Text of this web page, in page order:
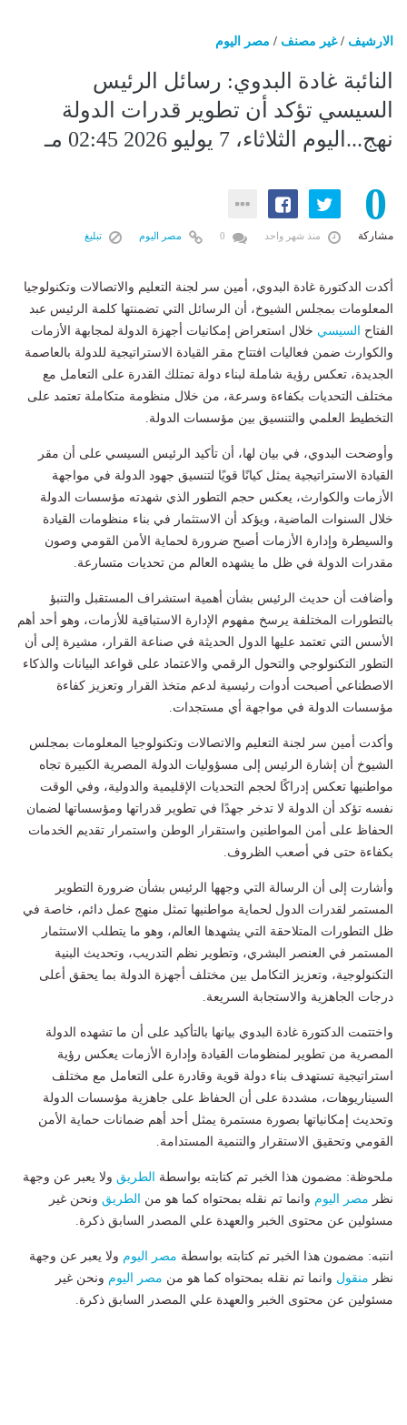
الارشيف /غير مصنف / مصر اليوم
النائبة غادة البدوي: رسائل الرئيس
السيسي تؤكد أن تطوير قدرات الدولة
نهج...اليوم الثلاثاء، 7 يوليو 2026 02:45 مـ
0
مشاركة منذ شهر واحد مصر اليوم تبليغ
أكدت الدكتورة غادة البدوي، أمين سر لجنة التعليم والاتصالات وتكنولوجيا
المعلومات بمجلس الشيوخ، أن الرسائل التي تضمنتها كلمة الرئيس عبد
الفتاح
السيسي خلال استعراض إمكانيات أجهزة الدولة لمجابهة الأزمات
والكوارث ضمن فعاليات افتتاح مقر القيادة الاستراتيجية للدولة بالعاصمة
الجديدة، تعكس رؤية شاملة لبناء دولة تمتلك القدرة على التعامل مع
مختلف التحديات بكفاءة وسرعة، من خلال منظومة متكاملة تعتمد على
التخطيط العلمي والتنسيق بين مؤسسات الدولة.
وأوضحت البدوي، في بيان لها، أن تأكيد الرئيس السيسي على أن مقر
القيادة الاستراتيجية يمثل كيانًا قويًا لتنسيق جهود الدولة في مواجهة
الأزمات والكوارث، يعكس حجم التطور الذي شهدته مؤسسات الدولة
خلال السنوات الماضية، ويؤكد أن الاستثمار في بناء منظومات القيادة
والسيطرة وإدارة الأزمات أصبح ضرورة لحماية الأمن القومي وصون
مقدرات الدولة في ظل ما يشهده العالم من تحديات متسارعة.
وأضافت أن حديث الرئيس بشأن أهمية استشراف المستقبل والتنبؤ
بالتطورات المختلفة يرسخ مفهوم الإدارة الاستباقية للأزمات، وهو أحد أهم
الأسس التي تعتمد عليها الدول الحديثة في صناعة القرار، مشيرة إلى أن
التطور التكنولوجي والتحول الرقمي والاعتماد على قواعد البيانات والذكاء
الاصطناعي أصبحت أدوات رئيسية لدعم متخذ القرار وتعزيز كفاءة
مؤسسات الدولة في مواجهة أي مستجدات.
وأكدت أمين سر لجنة التعليم والاتصالات وتكنولوجيا المعلومات بمجلس
الشيوخ أن إشارة الرئيس إلى مسؤوليات الدولة المصرية الكبيرة تجاه
مواطنيها تعكس إدراكًا لحجم التحديات الإقليمية والدولية، وفي الوقت
نفسه تؤكد أن الدولة لا تدخر جهدًا في تطوير قدراتها ومؤسساتها لضمان
الحفاظ على أمن المواطنين واستقرار الوطن واستمرار تقديم الخدمات
بكفاءة حتى في أصعب الظروف.
وأشارت إلى أن الرسالة التي وجهها الرئيس بشأن ضرورة التطوير
المستمر لقدرات الدول لحماية مواطنيها تمثل منهج عمل دائم، خاصة في
ظل التطورات المتلاحقة التي يشهدها العالم، وهو ما يتطلب الاستثمار
المستمر في العنصر البشري، وتطوير نظم التدريب، وتحديث البنية
التكنولوجية، وتعزيز التكامل بين مختلف أجهزة الدولة بما يحقق أعلى
درجات الجاهزية والاستجابة السريعة.
واختتمت الدكتورة غادة البدوي بيانها بالتأكيد على أن ما تشهده الدولة
المصرية من تطوير لمنظومات القيادة وإدارة الأزمات يعكس رؤية
استراتيجية تستهدف بناء دولة قوية وقادرة على التعامل مع مختلف
السيناريوهات، مشددة على أن الحفاظ على جاهزية مؤسسات الدولة
وتحديث إمكانياتها بصورة مستمرة يمثل أحد أهم ضمانات حماية الأمن
القومي وتحقيق الاستقرار والتنمية المستدامة.
ملحوظة: مضمون هذا الخبر تم كتابته بواسطة الطريق ولا يعبر عن وجهة
نظر مصر اليوم وانما تم نقله بمحتواه كما هو من الطريق ونحن غير
مسئولين عن محتوى الخبر والعهدة علي المصدر السابق ذكرة.
انتبه: مضمون هذا الخبر تم كتابته بواسطة مصر اليوم ولا يعبر عن وجهة
نظر منقول وانما تم نقله بمحتواه كما هو من مصر اليوم ونحن غير
مسئولين عن محتوى الخبر والعهدة علي المصدر السابق ذكرة.